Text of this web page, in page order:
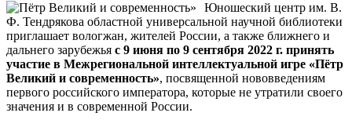
Юношеский центр им. В.
Ф. Тендрякова областной универсальной научной библиотеки
приглашает вологжан, жителей России, а также ближнего и
дальнего зарубежья с 9 июня по 9 сентября 2022 г. принять
участие в Межрегиональной интеллектуальной игре «Пётр
Великий и современность», посвященной нововведениям
первого российского императора, которые не утратили своего
значения и в современной России.